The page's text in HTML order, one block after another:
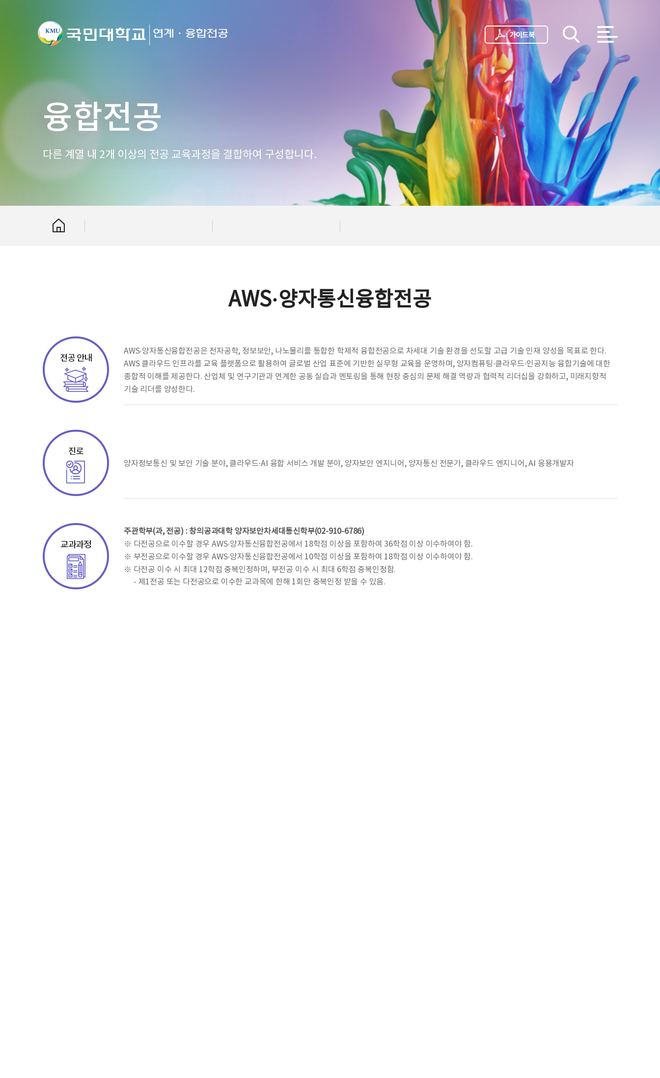
융합전공
다른 계열 내 2개 이상의 전공 교육과정을 결합하여 구성합니다.
AWS·양자통신융합전공
AWS·양자통신융합전공은 전자공학, 정보보안, 나노물리를 통합한 학제적 융합전공으로 차세대 기술 환경을 선도할 고급 기술 인재 양성을 목표로 한다.
AWS 클라우드 인프라를 교육 플랫폼으로 활용하여 글로벌 산업 표준에 기반한 실무형 교육을 운영하며, 양자컴퓨팅·클라우드·인공지능 융합기술에 대한
종합적 이해를 제공한다. 산업체 및 연구기관과 연계한 공동 실습과 멘토링을 통해 현장 중심의 문제 해결 역량과 협력적 리더십을 강화하고, 미래지향적
기술 리더를 양성한다.
양자정보통신 및 보안 기술 분야, 클라우드·AI 융합 서비스 개발 분야, 양자보안 엔지니어, 양자통신 전문가, 클라우드 엔지니어, AI 응용개발자
주관학부(과, 전공) : 창의공과대학 양자보안차세대통신학부(02-910-6786)
※ 다전공으로 이수할 경우 AWS·양자통신융합전공에서 18학점 이상을 포함하여 36학점 이상 이수하여야 함.
※ 부전공으로 이수할 경우 AWS·양자통신융합전공에서 10학점 이상을 포함하여 18학점 이상 이수하여야 함.
※ 다전공 이수 시 최대 12학점 중복인정하며, 부전공 이수 시 최대 6학점 중복인정함.
- 제1전공 또는 다전공으로 이수한 교과목에 한해 1회만 중복인정 받을 수 있음.